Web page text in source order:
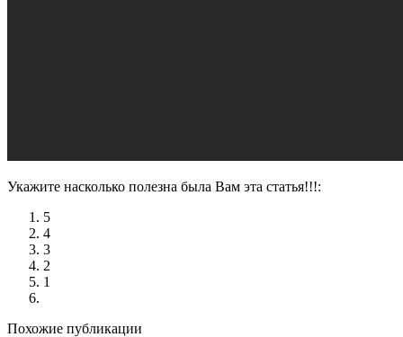
Укажите насколько полезна была Вам эта статья!!!:
5
4
3
2
1
Похожие публикации